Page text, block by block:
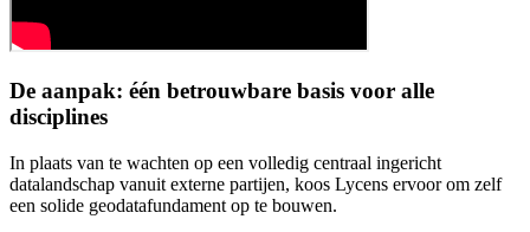
De aanpak: één betrouwbare basis voor alle
disciplines
In plaats van te wachten op een volledig centraal ingericht
datalandschap vanuit externe partijen, koos Lycens ervoor om zelf
een solide geodatafundament op te bouwen.